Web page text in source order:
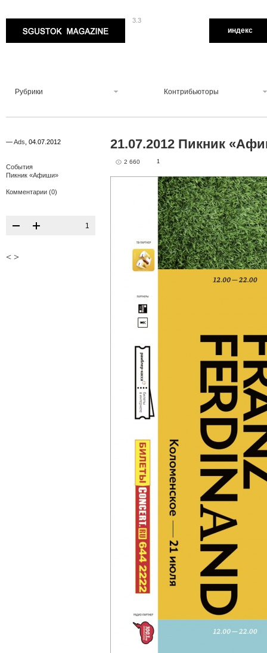
3.3
индекс
Рубрики Контрибьюторы
—Ads 04.07.2012
События
Пикник «Афиши»
Комментарии (0)
1
< >
21.07.2012 Пикник
2 660 1